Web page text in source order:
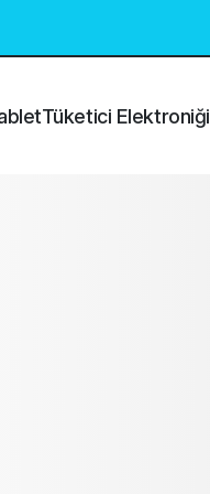
Tüketici Elektroniği